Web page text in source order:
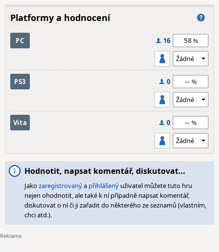
Platformy a hodnocení
PC 16 58
PS3 0 --
Vita 0 --
Hodnotit, napsat komentář, diskutovat…
Jakozaregistrovanýa přihlášený uživatel můžete tuto hru
nejen ohodnotit, ale také k ní případně napsat komentář,
diskutovat o ní či ji zařadit do některého ze seznamů (vlastním,
chci atd.).